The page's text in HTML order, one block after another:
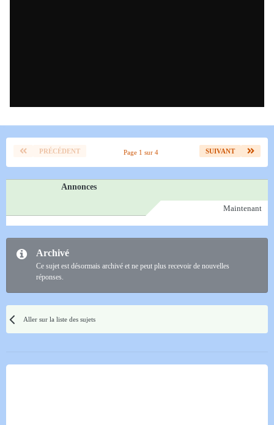
PRÉCÉDENT SUIVANT
Page 1 sur 4
Annonces
Maintenant
Archivé
Ce sujet est désormais archivé et ne peut plus recevoir de nouvelles
réponses.
Aller sur la liste des sujets